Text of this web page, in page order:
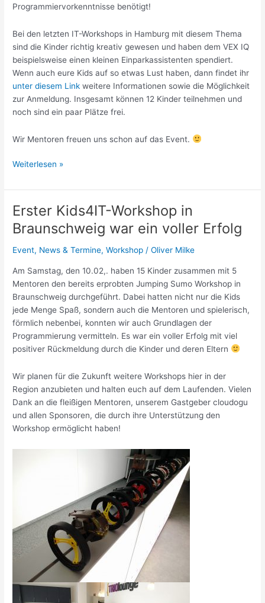
Programmiervorkenntnisse benötigt!
Bei den letzten IT-Workshops in Hamburg mit diesem Thema
sind die Kinder richtig kreativ gewesen und haben dem VEX IQ
beispielsweise einen kleinen Einparkassistenten spendiert.
Wenn auch eure Kids auf so etwas Lust haben, dann findet ihr
unter diesem Link weitere Informationen sowie die Möglichkeit
zur Anmeldung. Insgesamt können 12 Kinder teilnehmen und
noch sind ein paar Plätze frei.
Wir Mentoren freuen uns schon auf das Event.
Workshop
VEX
Reboter
in
Braunschweig
Weiterlesen »
Erster Kids4IT-Workshop in
Braunschweig war ein voller Erfolg
Event, News & Termine,Workshop /Oliver Milke
Am Samstag, den 10.02,. haben 15 Kinder zusammen mit 5
Mentoren den bereits erprobten Jumping Sumo Workshop in
Braunschweig durchgeführt. Dabei hatten nicht nur die Kids
jede Menge Spaß, sondern auch die Mentoren und spielerisch,
förmlich nebenbei, konnten wir auch Grundlagen der
Programmierung vermitteln. Es war ein voller Erfolg mit viel
positiver Rückmeldung durch die Kinder und deren Eltern
Wir planen für die Zukunft weitere Workshops hier in der
Region anzubieten und halten euch auf dem Laufenden. Vielen
Dank an die fleißigen Mentoren, unserem Gastgeber cloudogu
und allen Sponsoren, die durch ihre Unterstützung den
Workshop ermöglicht haben!